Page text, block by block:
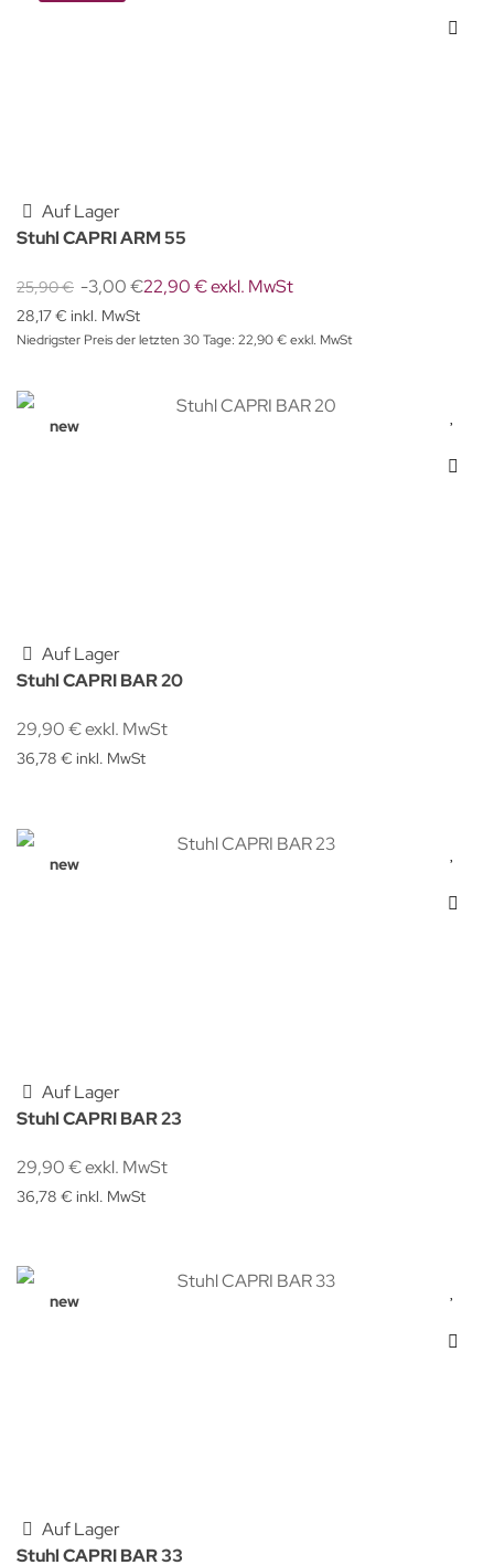
Auf Lager
Stuhl CAPRI ARM 55
25,90 € -3,00 €22,90 € exkl. MwSt
28,17 € inkl. MwSt
Niedrigster Preis der letzten 30 Tage: 22,90 € exkl. MwSt
new
Auf Lager
Stuhl CAPRI BAR 20
29,90 € exkl. MwSt
36,78 € inkl. MwSt
new
Auf Lager
Stuhl CAPRI BAR 23
29,90 € exkl. MwSt
36,78 € inkl. MwSt
new
Auf Lager
Stuhl CAPRI BAR 33